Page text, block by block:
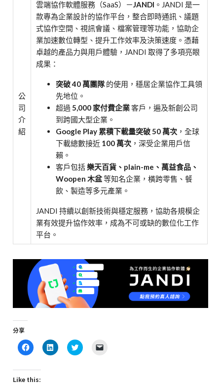
公
司
介
紹
雲端協作軟體服務（SaaS）－JANDI 。JANDI 是一
款專為企業設計的協作平台，整合即時通訊、議題
式協作空間、視訊會議、檔案管理等功能，協助企
業加速數位轉型、提升工作效率及決策速度。憑藉
卓越的產品力與用戶體驗，JANDI 取得了多項亮眼
成果：
突破 40 萬團隊的使用，穩居企業協作工具領
先地位。
超過5,000 家付費企業客戶，遍及新創公司
到跨國大型企業。
Google Play 累積下載量突破 50 萬次 ，全球
下載總數接近 100 萬次 ，深受企業用戶信
賴。
客戶包括樂天百貨、plain-me、萬益食品、
Woopen 木盆等知名企業，橫跨零售、餐
飲、製造等多元產業。
JANDI 持續以創新技術與穩定服務，協助各規模企
業有效提升協作效率，成為不可或缺的數位化工作
平台。
分享
Click
to
Facebook
(Opens
Click
to
Click
to
Like this: